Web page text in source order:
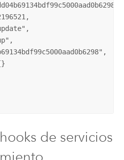
de servicios